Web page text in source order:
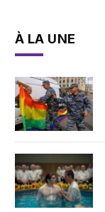
À LA UNE